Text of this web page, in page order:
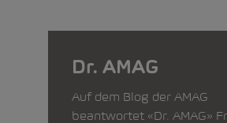
Dr. AMAG
Auf dem Blog der AMAG
beantwortet «Dr. AMAG»